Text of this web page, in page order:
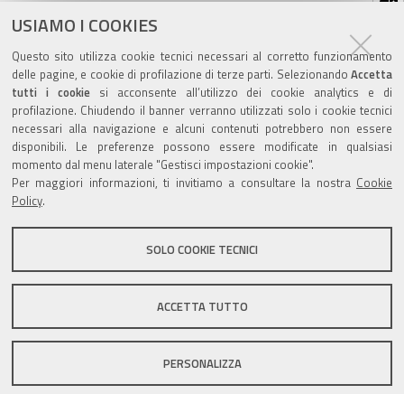
USIAMO I COOKIES
Questo sito utilizza cookie tecnici necessari al corretto funzionamento
delle pagine, e cookie di profilazione di terze parti. Selezionando Accetta
tutti i cookiesi acconsente all’utilizzo dei cookie analytics e di
profilazione. Chiudendo il banner verranno utilizzati solo i cookie tecnici
necessari alla navigazione e alcuni contenuti potrebbero non essere
disponibili. Le preferenze possono essere modificate in qualsiasi
momento dal menu laterale "Gestisci impostazioni cookie".
Per maggiori informazioni, ti invitiamo a consultare la nostra Cookie
Policy.
SOLO COOKIE TECNICI
ACCETTA TUTTO
PERSONALIZZA
Azioni
sul
documento
ultima modifica 01/10/2020
Valuta questo sito
Sito istituzionale Comune di Zola Predosa